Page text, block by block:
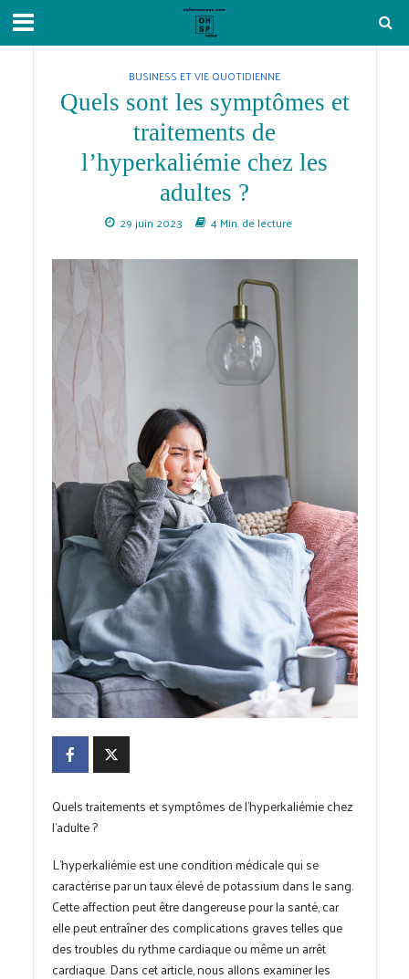
BUSINESS ET VIE QUOTIDIENNE
Quels sont les symptômes et
traitements de
l’hyperkaliémie chez les
adultes ?
29 juin 2023 4 Min. de lecture
Quels traitements et symptômes de l’hyperkaliémie chez
l’adulte ?
L’hyperkaliémie est une condition médicale qui se
caractérise par un taux élevé de potassium dans le sang.
Cette affection peut être dangereuse pour la santé, car
elle peut entraîner des complications graves telles que
des troubles du rythme cardiaque ou même un arrêt
cardiaque. Dans cet article, nous allons examiner les